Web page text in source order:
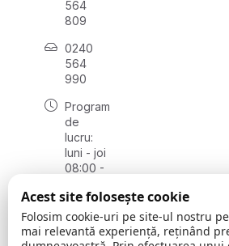
564
809
0240
564
990
Program
de
lucru:
luni - joi
08:00 -
vineri
08:00 -
14:00
Acest site folosește cookie
Folosim cookie-uri pe site-ul nostru
mai relevantă experiență, reținând